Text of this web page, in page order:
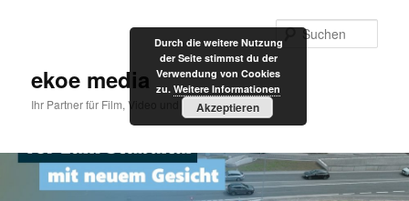
ekoe media
Ihr Partner für Film, Video und Internet
Durch die weitere Nutzung
der Seite stimmst du der
Verwendung von Cookies
zu. Weitere Informationen
Akzeptieren